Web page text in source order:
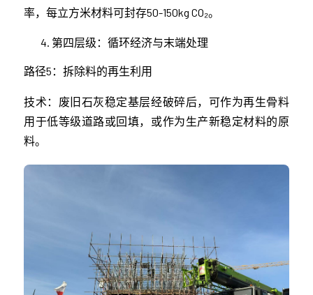
率，每立方米材料可封存50-150kg CO₂。
第四层级：循环经济与末端处理
路径5：拆除料的再生利用
技术：废旧石灰稳定基层经破碎后，可作为再生骨料
用于低等级道路或回填，或作为生产新稳定材料的原
料。